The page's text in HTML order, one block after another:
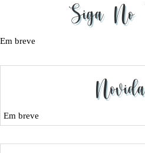
Siga No
Em breve
Em breve